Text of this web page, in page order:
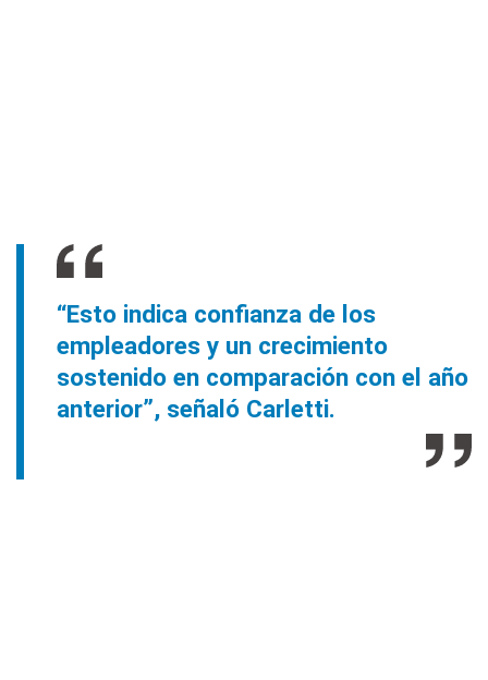
“Esto indica confianza de los
empleadores y un crecimiento
sostenido en comparación con el año
anterior”, señaló Carletti.